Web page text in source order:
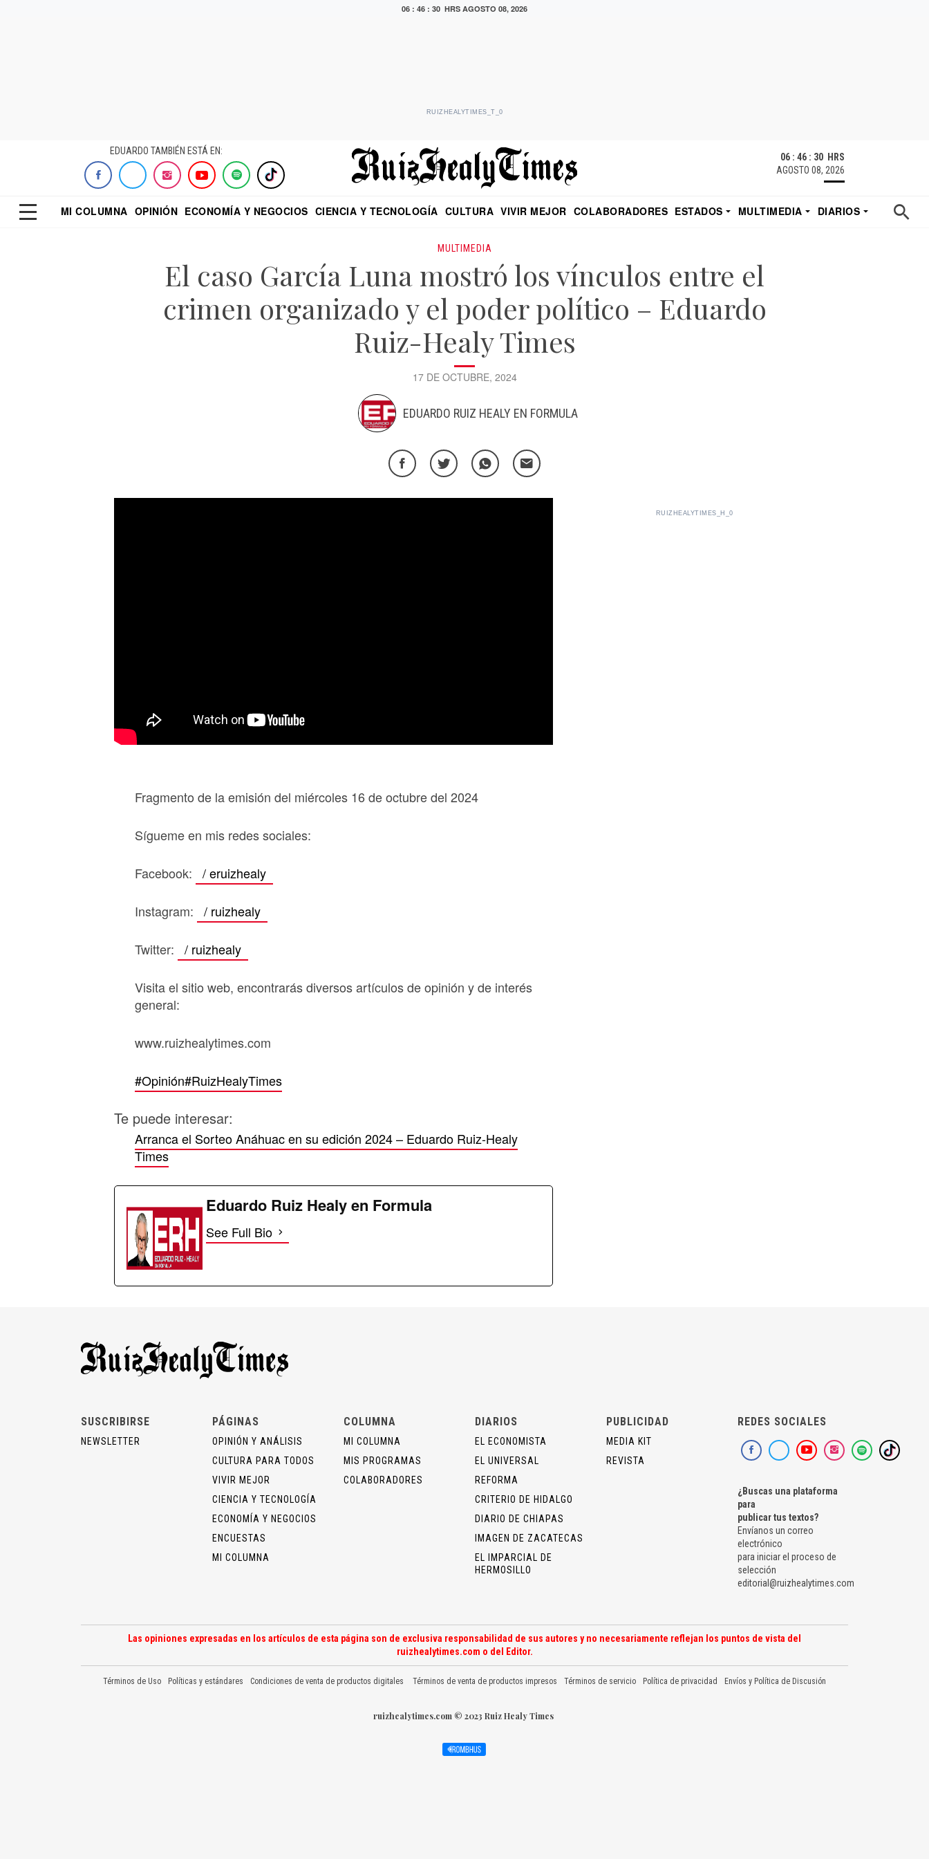
06 : 46 : 30 HRS AGOSTO 08, 2026
RUIZHEALYTIMES_T_0
EDUARDO TAMBIÉN ESTÁ EN:
06 : 46 : 30 HRS
AGOSTO 08, 2026
MI COLUMNA OPINIÓN ECONOMÍA Y NEGOCIOS CIENCIA Y TECNOLOGÍA CULTURA VIVIR MEJOR COLABORADORES ESTADOS MULTIMEDIA
DIARIOS
MULTIMEDIA
El caso García Luna mostró los vínculos entre el
crimen organizado y el poder político – Eduardo
Ruiz-Healy Times
17 DE OCTUBRE, 2024
EDUARDO RUIZ HEALY EN FORMULA
Fragmento de la emisión del miércoles 16 de octubre del 2024
Sígueme en mis redes sociales:
Facebook: / eruizhealy
Instagram: / ruizhealy
Twitter: / ruizhealy
Visita el sitio web, encontrarás diversos artículos de opinión y de interés
general:
www.ruizhealytimes.com
#Opinión#RuizHealyTimes
Te puede interesar:
Arranca el Sorteo Anáhuac en su edición 2024 – Eduardo Ruiz-Healy
Times
Eduardo Ruiz Healy en Formula
See Full Bio
RUIZHEALYTIMES_H_0
SUSCRIBIRSE
NEWSLETTER
PÁGINAS
OPINIÓN Y ANÁLISIS
CULTURA PARA TODOS
VIVIR MEJOR
CIENCIA Y TECNOLOGÍA
ECONOMÍA Y NEGOCIOS
ENCUESTAS
MI COLUMNA
COLUMNA
MI COLUMNA
MIS PROGRAMAS
COLABORADORES
DIARIOS
EL ECONOMISTA
EL UNIVERSAL
REFORMA
CRITERIO DE HIDALGO
DIARIO DE CHIAPAS
IMAGEN DE ZACATECAS
EL IMPARCIAL DE
HERMOSILLO
PUBLICIDAD
MEDIA KIT
REVISTA
REDES SOCIALES
¿Buscas una plataforma
para
publicar tus textos?
Envíanos un correo
electrónico
para iniciar el proceso de
selección
editorial@ruizhealytimes.com
Las opiniones expresadas en los artículos de esta página son de exclusiva responsabilidad de sus autores y no necesariamente reflejan los puntos de vista del
ruizhealytimes.com o del Editor.
Términos de Uso Políticas y estándares Condiciones de venta de productos digitales Términos de venta de productos impresos Términos de servicio Política de privacidad Envíos y Política de Discusión
ruizhealytimes.com © 2023 Ruiz Healy Times